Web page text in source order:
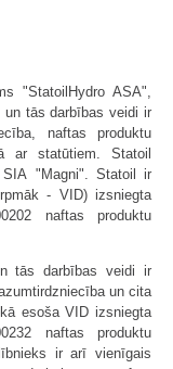
"StatoilHydro ASA",
un tās darbības veidi ir
naftas produktu
ar statūtiem. Statoil
SIA "Magni". Statoil ir
- VID) izsniegta
naftas produktu
tās darbības veidi ir
un cita
esoša VID izsniegta
naftas produktu
ir arī vienīgais